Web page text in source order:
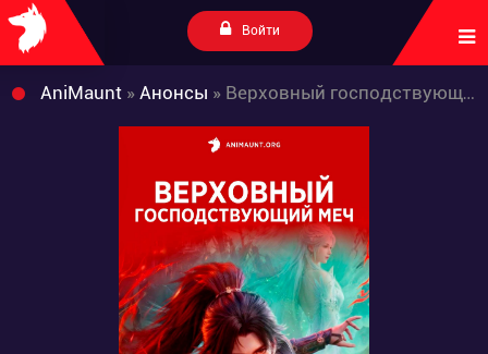
Войти
AniMaunt » Анонсы » Верховный господствующий меч